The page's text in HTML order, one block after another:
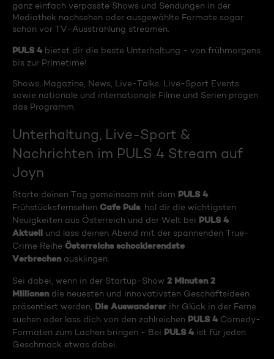
ganz einfach verpasste Shows und Sendungen in der
Mediathek nachsehen oder ausgewählte Formate sogar
schon vor TV-Ausstrahlung streamen.
PULS 4 bietet dir die beste Unterhaltung - von frühmorgens
bis zur Primetime!
Shows, Magazine, News, Live-Talks, Live-Sport Events
sowie nationale und internationale Filme und Serien prägen
das Programm.
Unterhaltung, Live-Sport &
Nachrichten im PULS 4 Stream auf
Joyn
Starte deinen Tag gemeinsam mit dem PULS 4
Frühstücksfernsehen Cafe Puls, hol dir die wichtigsten
Neuigkeiten aus Österreich und der Welt bei PULS 4
Aktuell und lass deinen Abend mit der spannenden True-
Crime Reihe Österreichs schockierendste
Verbrechenausklingen.
Sei dabei, wenn in der Startup-Show 2 Minuten 2
Millionendie neuesten und innovativsten Geschäftsideen
präsentiert werden, Die Auswanderer ihr Glück in der Ferne
suchen oder lass dich von den zahlreichen PULS 4 Comedy-
Formaten zum Lachen bringen - Bei PULS 4 ist für jeden
Geschmack etwas dabei.